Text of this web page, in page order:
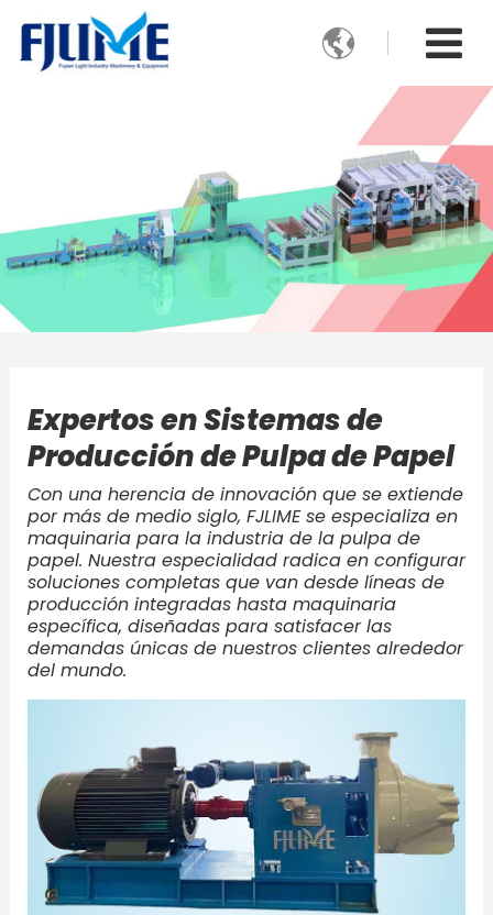

Expertos en Sistemas de
Producción de Pulpa de Papel
Con una herencia de innovación que se extiende
por más de medio siglo, FJLIME se especializa en
maquinaria para la industria de la pulpa de
papel. Nuestra especialidad radica en configurar
soluciones completas que van desde líneas de
producción integradas hasta maquinaria
específica, diseñadas para satisfacer las
demandas únicas de nuestros clientes alrededor
del mundo.